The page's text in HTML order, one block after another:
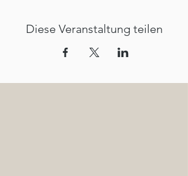
Diese Veranstaltung teilen